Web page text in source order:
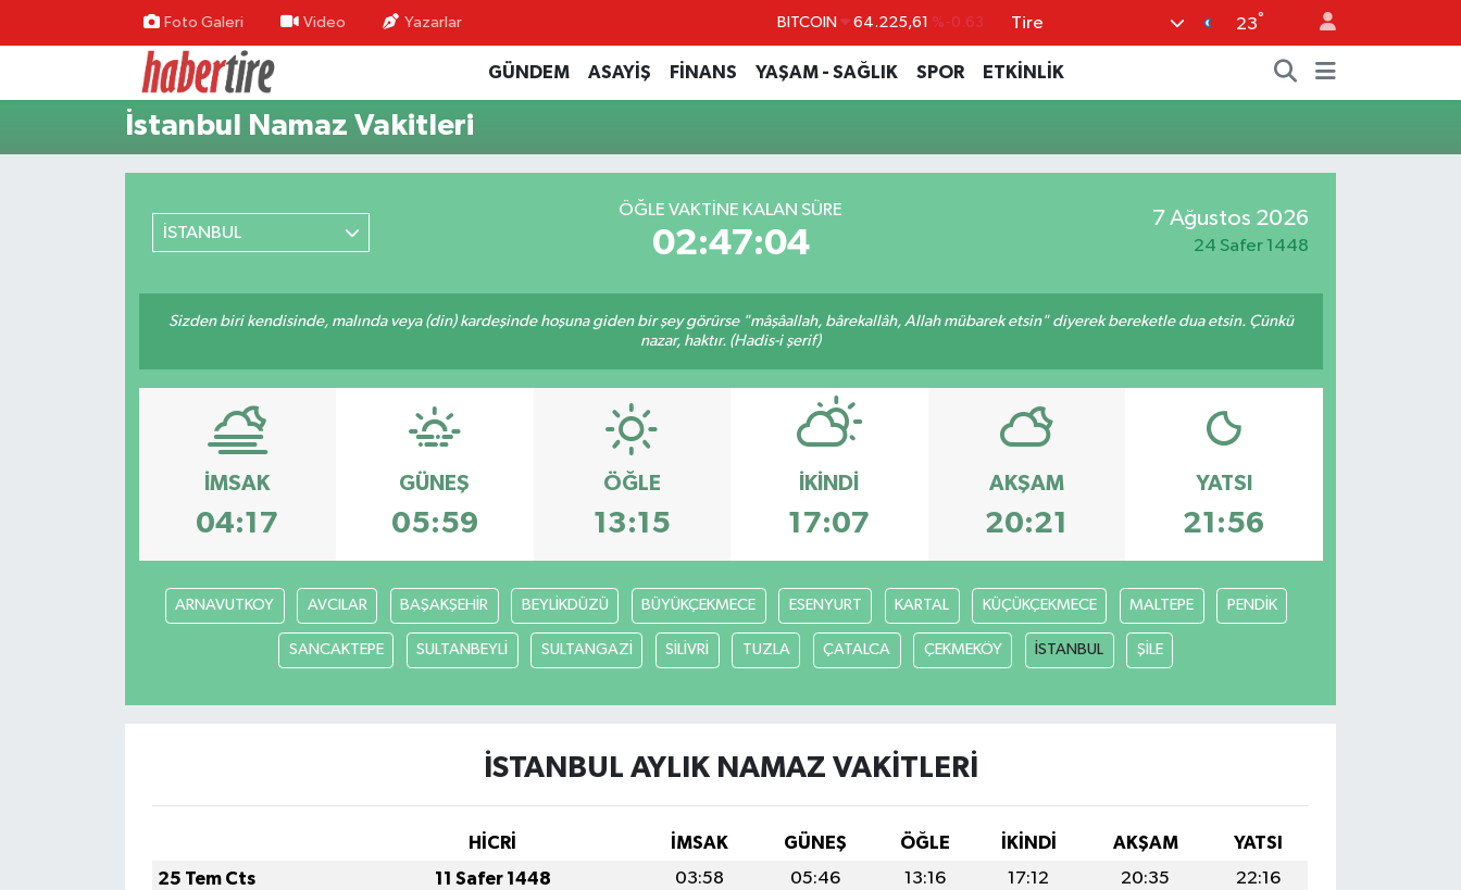
Foto Galeri Video Yazarlar BITCOIN 64.225,61 %-0.63
DOLAR 47,6704 %0
EURO 55,0406 %-0.08
BİST100
Tire 23°
GÜNDEM ASAYİŞ FİNANS YAŞAM - SAĞLIK SPOR ETKİNLİK
İstanbul Namaz Vakitleri
İSTANBUL
ÖĞLE VAKTINE KALAN SÜRE
02:47:04
7 Ağustos 2026
24 Safer 1448
Sizden biri kendisinde, malında veya (din) kardeşinde hoşuna giden bir şey görürse "mâşâallah, bârekallâh, Allah mübarek etsin" diyerek bereketle dua etsin. Çünkü
nazar, haktır. (Hadis-i şerif)
İMSAK
04:17
GÜNEŞ
05:59
ÖĞLE
13:15
İKINDI
17:07
AKŞAM
20:21
YATSI
21:56
ARNAVUTKOY AVCILAR BAŞAKŞEHİR BEYLİKDÜZÜ BÜYÜKÇEKMECE ESENYURT KARTAL KÜÇÜKÇEKMECE MALTEPE PENDİK
SANCAKTEPE SULTANBEYLİ SULTANGAZİ SİLİVRİ TUZLA ÇATALCA ÇEKMEKÖY İSTANBUL ŞİLE
İSTANBUL AYLIK NAMAZ VAKITLERI
HİCRİ İMSAK GÜNEŞ ÖĞLE İKINDI AKŞAM
YATSI
25 Tem Cts
11 Safer 1448 03:58 05:46 13:16 17:12 20:35
22:16
Tire Nöbetçi Eczaneler
Tire Hava Durumu
Süper Lig Puan Durumu ve Fikstür